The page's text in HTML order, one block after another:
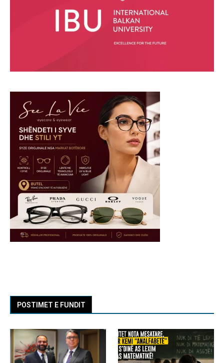
POSTIMET E FUNDIT